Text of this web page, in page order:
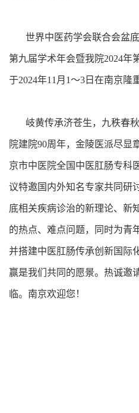
世界中医药学会联合会盆底
第九届学术年会暨我院2024年
于2024年11月1～3日在南京隆
岐黄传承济苍生，九秩春秋
院建院90周年，金陵医派尽显
京市中医院全国中医肛肠专科
议特邀国内外知名专家共同研
底相关疾病诊治的新理论、新
的热点、难点问题，同时为青
并搭建中医肛肠传承创新国际
赢是我们共同的愿景。热诚邀
临。南京欢迎您！